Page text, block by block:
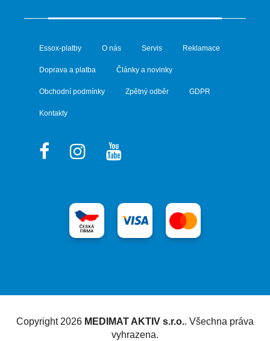
Essox-platby O nás Servis Reklamace
Doprava a platba Články a novinky
Obchodní podmínky Zpětný odběr GDPR
Kontakty
Copyright 2026 MEDIMAT AKTIV s.r.o.. Všechna práva
vyhrazena.